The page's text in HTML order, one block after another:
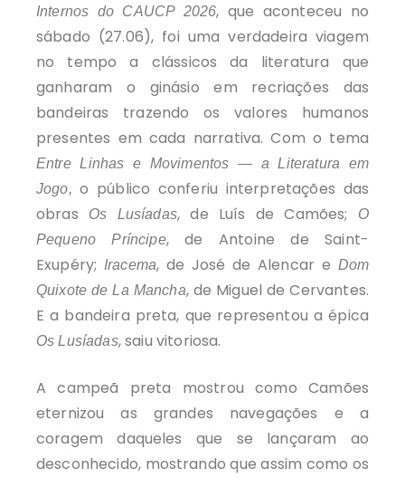
Internos do CAUCP 2026, que aconteceu no
sábado (27.06), foi uma verdadeira viagem
no tempo a clássicos da literatura que
ganharam o ginásio em recriações das
bandeiras trazendo os valores humanos
presentes em cada narrativa. Com o tema
Entre Linhas e Movimentos — a Literatura em
Jogo,o público conferiu interpretações das
obras
Os Lusíadas, de Luís de Camões;
O
Pequeno Príncipe, de Antoine de Saint-
Exupéry; Iracema, de José de Alencar e Dom
Quixote de La Mancha, de Miguel de Cervantes.
E a bandeira preta, que representou a épica
Os Lusíadas, saiu vitoriosa.
A campeã preta mostrou como Camões
eternizou as grandes navegações e a
coragem daqueles que se lançaram ao
desconhecido, mostrando que assim como os